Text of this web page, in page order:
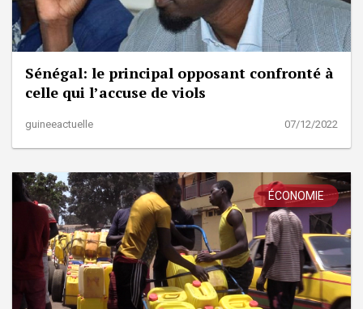
Sénégal: le principal opposant confronté à
celle qui l’accuse de viols
guineeactuelle 07/12/2022
ÉCONOMIE